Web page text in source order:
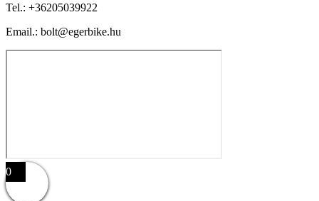
Tel.: +36205039922
Email.: bolt@egerbike.hu
0